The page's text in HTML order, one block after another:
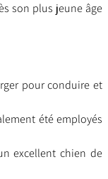
son plus jeune âge
pour conduire et
été employés
excellent chien de